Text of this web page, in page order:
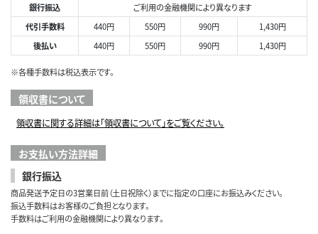
銀行振込
ご利用の金融機関により異なります
代引手数料
440円 550円 990円
1,430円
後払い
440円 550円 990円 1,430円
※各種手数料は税込表示です。
領収書について
領収書に関する詳細は「領収書について」をご覧ください。
お支払い方法詳細
銀行振込
商品発送予定日の3営業日前（土日祝除く）までに指定の口座にお振込みください。
振込手数料はお客様のご負担となります。
手数料はご利用の金融機関により異なります。